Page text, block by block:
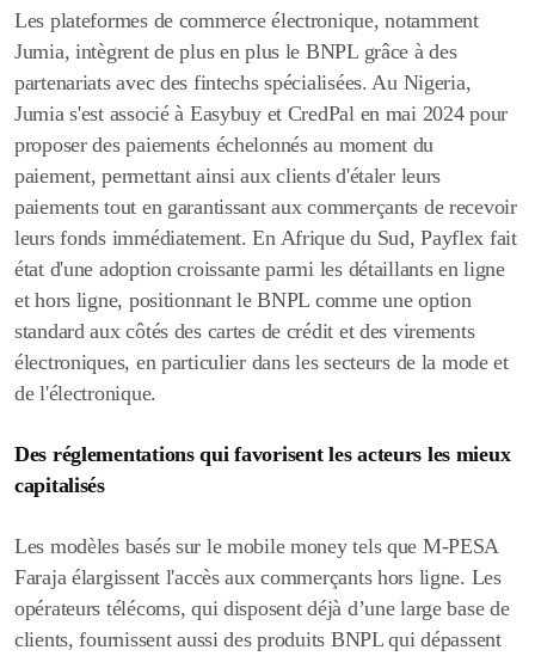
Les plateformes de commerce électronique, notamment
Jumia, intègrent de plus en plus le BNPL grâce à des
partenariats avec des fintechs spécialisées. Au Nigeria,
Jumia s'est associé à Easybuy et CredPal en mai 2024 pour
proposer des paiements échelonnés au moment du
paiement, permettant ainsi aux clients d'étaler leurs
paiements tout en garantissant aux commerçants de recevoir
leurs fonds immédiatement. En Afrique du Sud, Payflex fait
état d'une adoption croissante parmi les détaillants en ligne
et hors ligne, positionnant le BNPL comme une option
standard aux côtés des cartes de crédit et des virements
électroniques, en particulier dans les secteurs de la mode et
de l'électronique.
Des réglementations qui favorisent les acteurs les mieux
capitalisés
Les modèles basés sur le mobile money tels que M-PESA
Faraja élargissent l'accès aux commerçants hors ligne. Les
opérateurs télécoms, qui disposent déjà d’une large base de
clients, fournissent aussi des produits BNPL qui dépassent